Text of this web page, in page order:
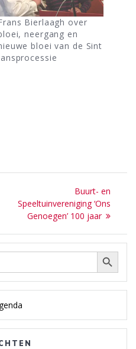
Bierlaagh over
neergang en
bloei van de Sint
Next
post:
Buurt- en
Speeltuinvereniging ‘Ons
Genoegen’ 100 jaar
Zoekknop